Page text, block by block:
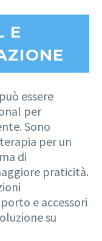
E
può essere
per
Sono
per un
di
praticità.
e accessori
su